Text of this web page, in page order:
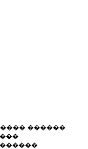
������